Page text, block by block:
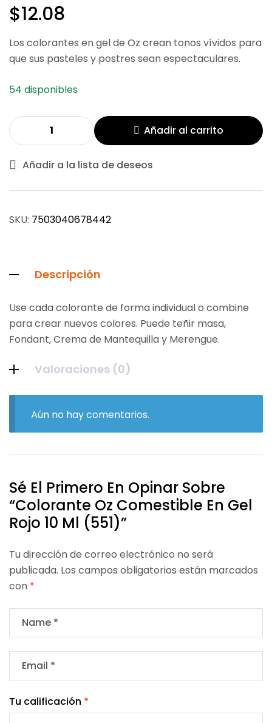
$12.08
$12.08
Los colorantes en gel de Oz crean tonos vívidos para
que sus pasteles y postres sean espectaculares.
54 disponibles
Añadir al carrito
Añadir a la lista de deseos
SKU: 7503040678442
Descripción
Use cada colorante de forma individual o combine
para crear nuevos colores. Puede teñir masa,
Fondant, Crema de Mantequilla y Merengue.
Valoraciones (0)
Aún no hay comentarios.
Sé El Primero En Opinar Sobre
“Colorante Oz Comestible En Gel
Rojo 10 Ml (551)”
Tu dirección de correo electrónico no será
publicada. Los campos obligatorios están marcados
con *
Tu calificación *